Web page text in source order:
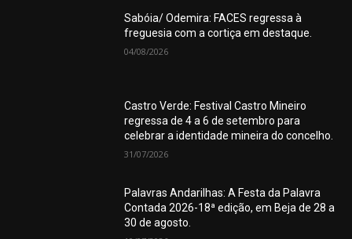
Sabóia/ Odemira: FACES regressa à
freguesia com a cortiça em destaque.
04/08/2026
Castro Verde: Festival Castro Mineiro
regressa de 4 a 6 de setembro para
celebrar a identidade mineira do concelho.
31/07/2026
Palavras Andarilhas: A Festa da Palavra
Contada 2026-18ª edição, em Beja de 28 a
30 de agosto.